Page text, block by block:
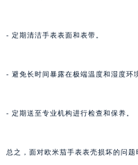
- 定期清洁手表表面和表带。
- 避免长时间暴露在极端温度和湿度环
- 定期送至专业机构进行检查和保养。
总之，面对欧米茄手表表壳损坏的问